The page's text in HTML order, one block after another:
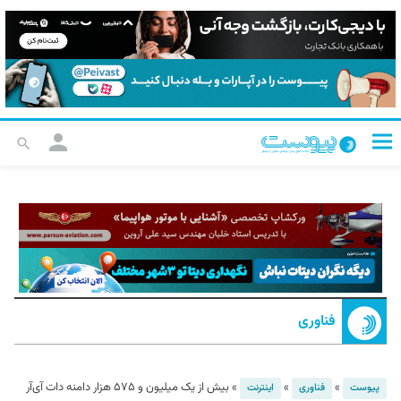
فناوری
پیوست » فناوری » اینترنت »
بیش از یک میلیون و ۵۷۵ هزار دامنه دات آی‌آر